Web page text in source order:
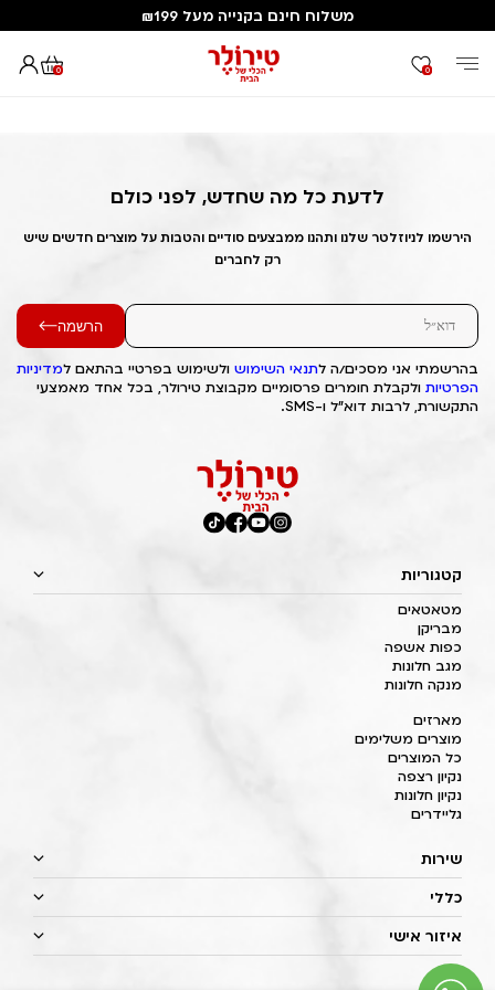
משלוח חינם בקנייה מעל ₪199
0 0
דף הבית Out of Stock Alert 2025/07/08 1751995885
לדעת כל מה שחדש, לפני כולם
הירשמו לניוזלטר שלנו ותהנו ממבצעים סודיים והטבות על מוצרים חדשים שיש
רק לחברים
הרשמה
בהרשמתי אני מסכים/ה לתנאי השימוש ולשימוש בפרטיי בהתאם למדיניות
הפרטיות ולקבלת חומרים פרסומיים מקבוצת טירולר, בכל אחד מאמצעי
התקשורת, לרבות דוא"ל ו-SMS.
קטגוריות
מטאטאים
מבריקן
כפות אשפה
מגב חלונות
מנקה חלונות
מארזים
מוצרים משלימים
כל המוצרים
נקיון רצפה
נקיון חלונות
גליידרים
שירות
כללי
איזור אישי